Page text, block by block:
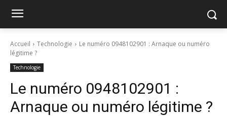
Accueil Technologie
Le numéro 0948102901 : Arnaque ou numéro
légitime ?
Technologie
Le numéro 0948102901 :
Arnaque ou numéro légitime ?